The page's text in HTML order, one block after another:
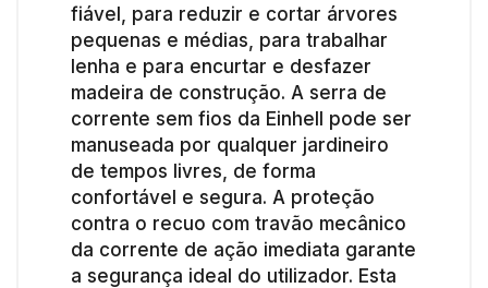
fiável, para reduzir e cortar árvores
pequenas e médias, para trabalhar
lenha e para encurtar e desfazer
madeira de construção. A serra de
corrente sem fios da Einhell pode ser
manuseada por qualquer jardineiro
de tempos livres, de forma
confortável e segura. A proteção
contra o recuo com travão mecânico
da corrente de ação imediata garante
a segurança ideal do utilizador. Esta